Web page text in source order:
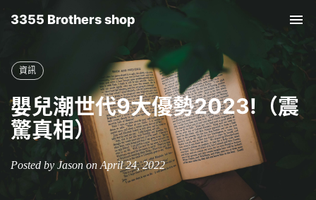
3355 Brothers shop
資訊
嬰兒潮世代9大優勢2023!（震
驚真相）
Posted by Jason on April 24, 2022